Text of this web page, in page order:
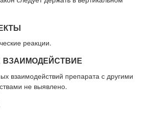
реакции.
ВЗАИМОДЕЙСТВИЕ
взаимодействий препарата с другими
не выявлено.